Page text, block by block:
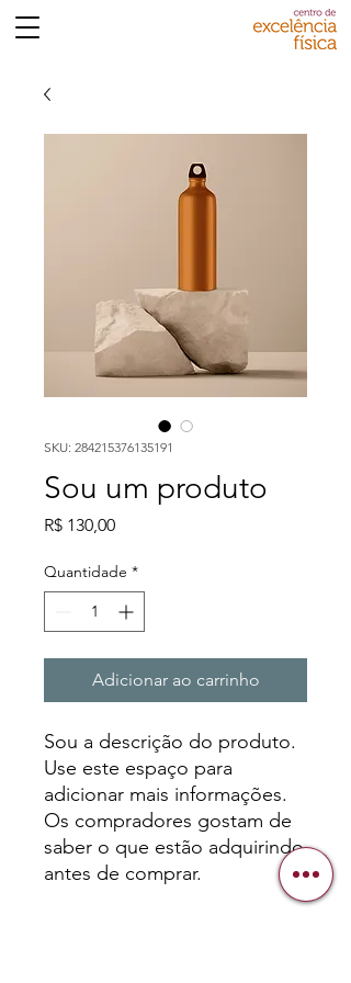
SKU: 284215376135191
Sou um produto
R$ 130,00Preço
Quantidade *
Adicionar ao carrinho
Sou a descrição do produto.
Use este espaço para
adicionar mais informações.
Os compradores gostam de
saber o que estão adquirindo
antes de comprar.